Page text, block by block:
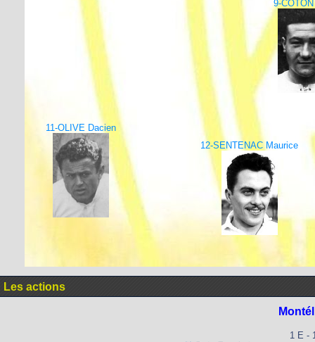
9-
11-OLIVE Dacien
12-SENTENAC Maurice
Les actions
1 E -